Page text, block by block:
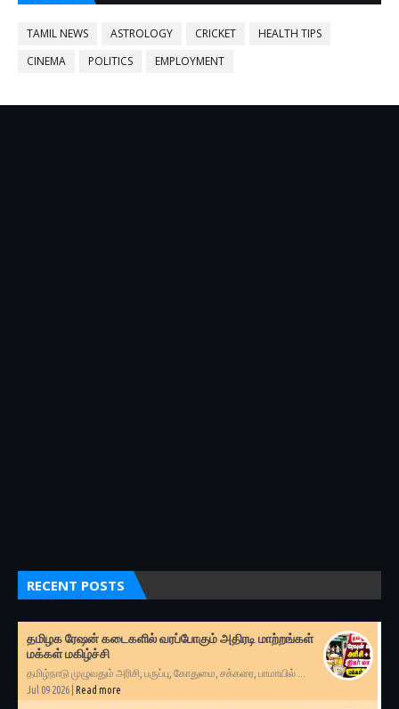
TAMIL NEWS ASTROLOGY CRICKET
HEALTH TIPS
CINEMA
POLITICS EMPLOYMENT
RECENT POSTS
தமிழக ரேஷன் கடைகளில் வரப்போகும் அதிரடி மாற்றங்கள்
மக்கள் மகிழ்ச்சி
தமிழ்நாடு முழுவதும் அரிசி, பருப்பு, கோதுமை, சக்கரை, பாமாயில் ...
Jul 09 2026 | Read more